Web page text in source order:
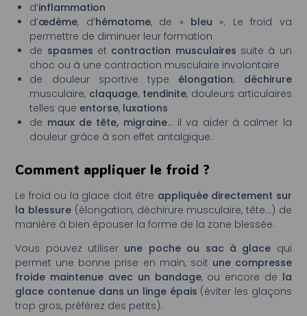
d’inflammation
d’œdème, d’hématome, de « bleu ». Le froid va
permettre de diminuer leur formation
de spasmes et contraction musculaires suite à un
choc ou à une contraction musculaire involontaire
de douleur sportive type élongation, déchirure
musculaire, claquage, tendinite, douleurs articulaires
telles que entorse, luxations
de maux de tête, migraine… il va aider à calmer la
douleur grâce à son effet antalgique.
Comment appliquer le froid ?
Le froid ou la glace doit être appliquée directement sur
la blessure (élongation, déchirure musculaire, tête…) de
manière à bien épouser la forme de la zone blessée.
Vous pouvez utiliser une poche ou sac à glace qui
permet une bonne prise en main, soit une compresse
froide maintenue avec un bandage, ou encore de la
glace contenue dans un linge épais (éviter les glaçons
trop gros, préférez des petits).